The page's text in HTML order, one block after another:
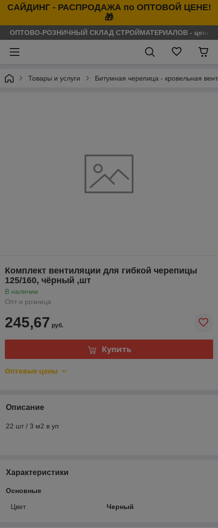
САЙДИНГ - РАСПРОДАЖА по ОПТОВОЙ ЦЕНЕ!
🎁
ОПТОВО-РОЗНИЧНЫЙ СКЛАД СТРОЙМАТЕРИАЛОВ - цены
Товары и услуги Битумная черепица - кровельная
Комплект вентиляции для гибкой черепицы
125/160, чёрный ,шт
В наличии
Опт и розница
245,67 руб.
Купить
Оптовые цены
Описание
22 шт / 3 м2 в уп
Характеристики
Основные
Цвет Черный